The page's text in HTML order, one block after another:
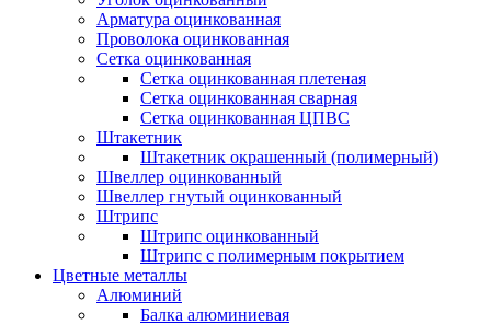
Арматура оцинкованная
Проволока оцинкованная
Сетка оцинкованная
Сетка оцинкованная плетеная
Сетка оцинкованная сварная
Сетка оцинкованная ЦПВС
Штакетник
Штакетник окрашенный (полимерный)
Швеллер оцинкованный
Швеллер гнутый оцинкованный
Штрипс
Штрипс оцинкованный
Штрипс с полимерным покрытием
Цветные металлы
Алюминий
Балка алюминиевая